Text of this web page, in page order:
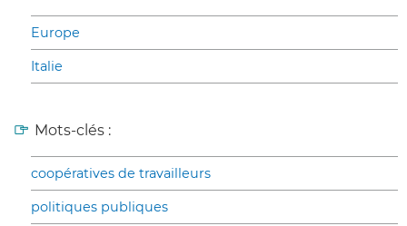
Europe
Italie
Mots-clés :
coopératives de travailleurs
politiques publiques